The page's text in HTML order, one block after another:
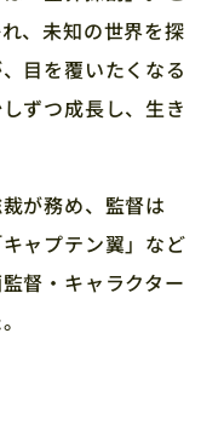
、未知の世界を探
目を覆いたくなる
ずつ成長し、生き
が務め、監督は
ャプテン翼」など
督・キャラクター